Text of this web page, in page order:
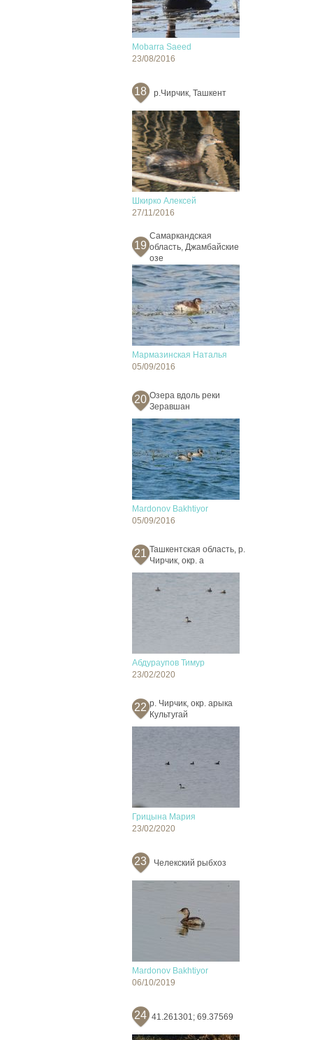
Mobarra Saeed
23/08/2016
18 р.Чирчик, Ташкент
Шкирко Алексей
27/11/2016
19
Самаркандская
область, Джамбайские
озе
Мармазинская Наталья
05/09/2016
20 Озера вдоль реки
Зеравшан
Mardonov Bakhtiyor
05/09/2016
21 Ташкентская область, р.
Чирчик, окр. а
Абдураупов Тимур
23/02/2020
22 р. Чирчик, окр. арыка
Культугай
Грицына Мария
23/02/2020
23 Челекский рыбхоз
Mardonov Bakhtiyor
06/10/2019
24 41.261301; 69.37569